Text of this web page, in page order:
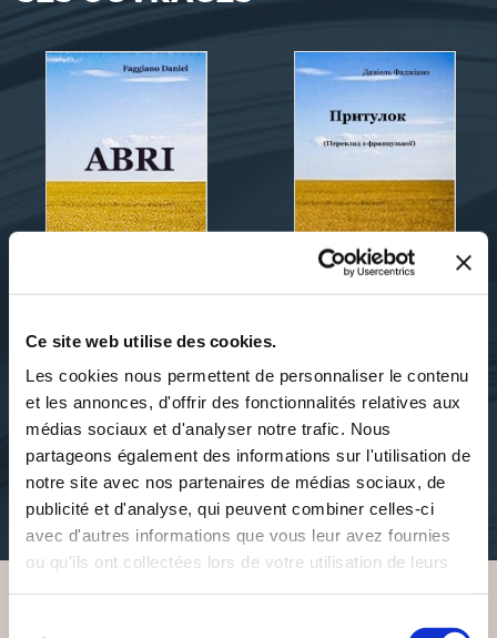
Ce site web utilise des cookies.
Les cookies nous permettent de personnaliser le contenu
et les annonces, d'offrir des fonctionnalités relatives aux
médias sociaux et d'analyser notre trafic. Nous
partageons également des informations sur l'utilisation de
notre site avec nos partenaires de médias sociaux, de
publicité et d'analyse, qui peuvent combiner celles-ci
avec d'autres informations que vous leur avez fournies
ou qu'ils ont collectées lors de votre utilisation de leurs
ABRI
theatre
14€00
ABRI(VERSION EN
UKRAINIEN)
theatre
8€00